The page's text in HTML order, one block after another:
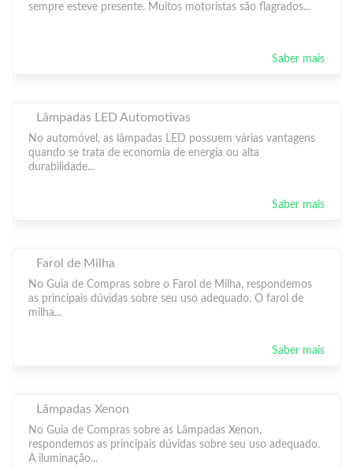
sempre esteve presente. Muitos motoristas são flagrados...
Saber mais
Lâmpadas LED Automotivas
No automóvel, as lâmpadas LED possuem várias vantagens
quando se trata de economia de energia ou alta
durabilidade...
Saber mais
Farol de Milha
No Guia de Compras sobre o Farol de Milha, respondemos
as principais dúvidas sobre seu uso adequado. O farol de
milha...
Saber mais
Lâmpadas Xenon
No Guia de Compras sobre as Lâmpadas Xenon,
respondemos as principais dúvidas sobre seu uso adequado.
A iluminação...